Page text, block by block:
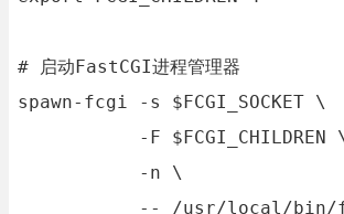
# 启动FastCGI进程管理器
spawn-fcgi -s $FCGI_SOCKET \
-F $FCGI_CHILDREN
           -n \
-- /usr/local/bin/